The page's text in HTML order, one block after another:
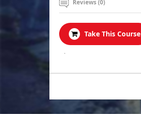
Reviews (0)
Take This Course
.